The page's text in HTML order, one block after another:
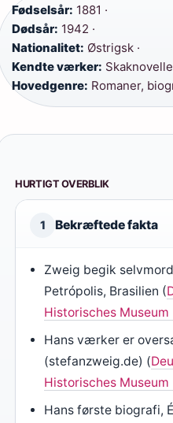
Fødselsår: 1881 ·
Dødsår: 1942 ·
Nationalitet: Østrigsk ·
Kendte værker:
Hovedgenre: Romaner,
HURTIGT OVERBLIK
1 Bekræftede fakta
Zweig begik
Petrópolis, Brasilien (
Historisches Museum
Hans værker er
(stefanzweig.de) (
Historisches Museum
Hans første biografi,